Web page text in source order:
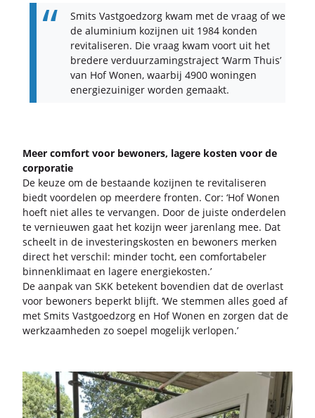
Smits Vast­goed­zorg kwam met de vraag of we
de alu­mi­ni­um ko­zij­nen uit 1984 kon­den
re­vi­ta­li­se­ren. Die vraag kwam voort uit het
bre­de­re ver­duur­za­mingstra­ject ‘Warm Thuis’
van Hof Wonen, waar­bij 4900 wo­nin­gen
ener­gie­zui­ni­ger wor­den ge­maakt.
Meer com­fort voor be­wo­ners, la­ge­re kos­ten voor de
cor­po­ra­tie
De keuze om de be­staan­de ko­zij­nen te re­vi­ta­li­se­ren
biedt voor­de­len op meer­de­re fron­ten. Cor: ‘Hof Wonen
hoeft niet alles te ver­van­gen. Door de juis­te on­der­de­len
te ver­nieu­wen gaat het ko­zijn weer ja­ren­lang mee. Dat
scheelt in de in­ves­te­rings­kos­ten en be­wo­ners mer­ken
di­rect het ver­schil: min­der tocht, een com­for­ta­be­ler
bin­nen­kli­maat en la­ge­re ener­gie­kos­ten.’
De aan­pak van SKK be­te­kent bo­ven­dien dat de over­last
voor be­wo­ners be­perkt blijft. ‘We stem­men alles goed af
met Smits Vast­goed­zorg en Hof Wonen en zor­gen dat de
werk­zaam­he­den zo soe­pel mo­ge­lijk ver­lo­pen.’